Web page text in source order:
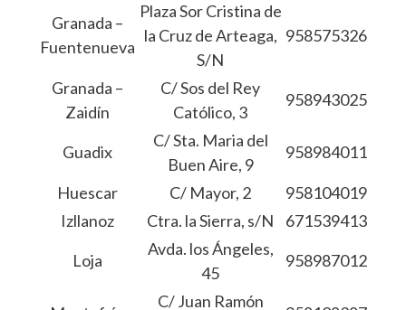
Granada –
Fuentenueva
Plaza Sor Cristina de
la Cruz de Arteaga,
S/N
958575326
Granada –
Zaidín
C/ Sos del Rey
Católico, 3
958943025
Guadix
C/ Sta. Maria del
Buen Aire, 9
958984011
Huescar C/ Mayor, 2
958104019
Izllanoz
Ctra. la Sierra, s/N
671539413
Loja
Avda. los Ángeles,
45
958987012
C/ Juan Ramón